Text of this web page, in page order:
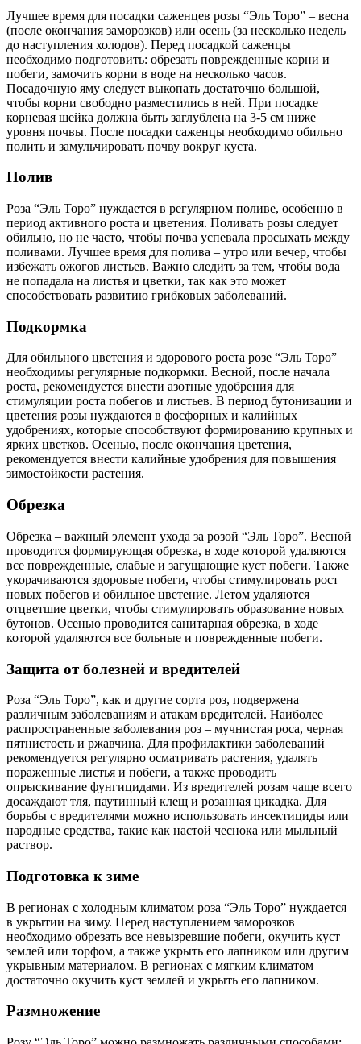
Лучшее время для посадки саженцев розы “Эль Торо” – весна
(после окончания заморозков) или осень (за несколько недель
до наступления холодов). Перед посадкой саженцы
необходимо подготовить: обрезать поврежденные корни и
побеги, замочить корни в воде на несколько часов.
Посадочную яму следует выкопать достаточно большой,
чтобы корни свободно разместились в ней. При посадке
корневая шейка должна быть заглублена на 3-5 см ниже
уровня почвы. После посадки саженцы необходимо обильно
полить и замульчировать почву вокруг куста.
Полив
Роза “Эль Торо” нуждается в регулярном поливе, особенно в
период активного роста и цветения. Поливать розы следует
обильно, но не часто, чтобы почва успевала просыхать между
поливами. Лучшее время для полива – утро или вечер, чтобы
избежать ожогов листьев. Важно следить за тем, чтобы вода
не попадала на листья и цветки, так как это может
способствовать развитию грибковых заболеваний.
Подкормка
Для обильного цветения и здорового роста розе “Эль Торо”
необходимы регулярные подкормки. Весной, после начала
роста, рекомендуется внести азотные удобрения для
стимуляции роста побегов и листьев. В период бутонизации и
цветения розы нуждаются в фосфорных и калийных
удобрениях, которые способствуют формированию крупных и
ярких цветков. Осенью, после окончания цветения,
рекомендуется внести калийные удобрения для повышения
зимостойкости растения.
Обрезка
Обрезка – важный элемент ухода за розой “Эль Торо”. Весной
проводится формирующая обрезка, в ходе которой удаляются
все поврежденные, слабые и загущающие куст побеги. Также
укорачиваются здоровые побеги, чтобы стимулировать рост
новых побегов и обильное цветение. Летом удаляются
отцветшие цветки, чтобы стимулировать образование новых
бутонов. Осенью проводится санитарная обрезка, в ходе
которой удаляются все больные и поврежденные побеги.
Защита от болезней и вредителей
Роза “Эль Торо”, как и другие сорта роз, подвержена
различным заболеваниям и атакам вредителей. Наиболее
распространенные заболевания роз – мучнистая роса, черная
пятнистость и ржавчина. Для профилактики заболеваний
рекомендуется регулярно осматривать растения, удалять
пораженные листья и побеги, а также проводить
опрыскивание фунгицидами. Из вредителей розам чаще всего
досаждают тля, паутинный клещ и розанная цикадка. Для
борьбы с вредителями можно использовать инсектициды или
народные средства, такие как настой чеснока или мыльный
раствор.
Подготовка к зиме
В регионах с холодным климатом роза “Эль Торо” нуждается
в укрытии на зиму. Перед наступлением заморозков
необходимо обрезать все невызревшие побеги, окучить куст
землей или торфом, а также укрыть его лапником или другим
укрывным материалом. В регионах с мягким климатом
достаточно окучить куст землей и укрыть его лапником.
Размножение